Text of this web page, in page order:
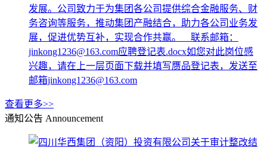
发展。公司致力于为集团各公司提供综合金融服务、财
务咨询等服务，推动集团产融结合，助力各公司业务发
展，促进优势互补，实现合作共赢。 联系邮箱：
jinkong1236@163.com应聘登记表.docx如您对此岗位感
兴趣，请在上一层页面下载并填写赝品登记表，发送至
邮箱jinkong1236@163.com
查看更多>>
通知公告 Announcement